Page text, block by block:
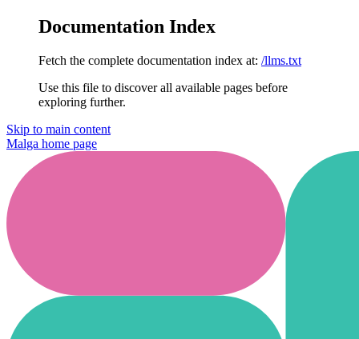
Documentation Index
Fetch the complete documentation index at: /llms.txt
Use this file to discover all available pages before
exploring further.
Skip to main content
Malga home page